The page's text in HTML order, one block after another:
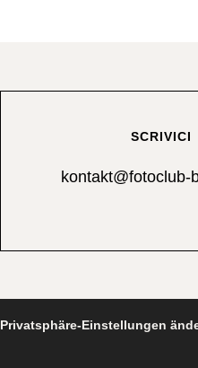
SCRIVICI
kontakt@fotoclub-
Privatsphäre-Einstellungen